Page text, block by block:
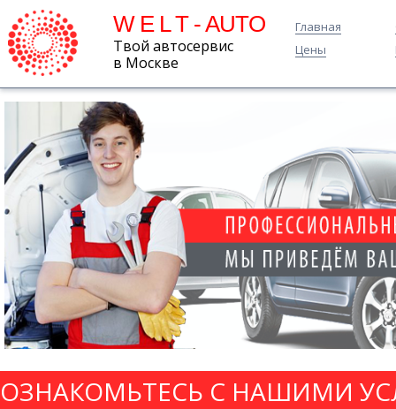
W E L T - AUTO
Твой автосервис
в Москве
Главная
Цены
ОЗНАКОМЬТЕСЬ С НАШИМИ